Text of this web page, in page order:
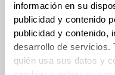
información en su
publicidad y contenido
publicidad y contenido,
desarrollo de servicios.
quién usa sus datos y